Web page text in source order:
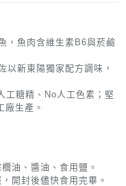
，魚肉含維生素B6與菸鹼
以新東陽獨家配方調味，
工糖精、No人工色素；堅
生產。
油、醬油、食用鹽。
開封後儘快食用完畢。